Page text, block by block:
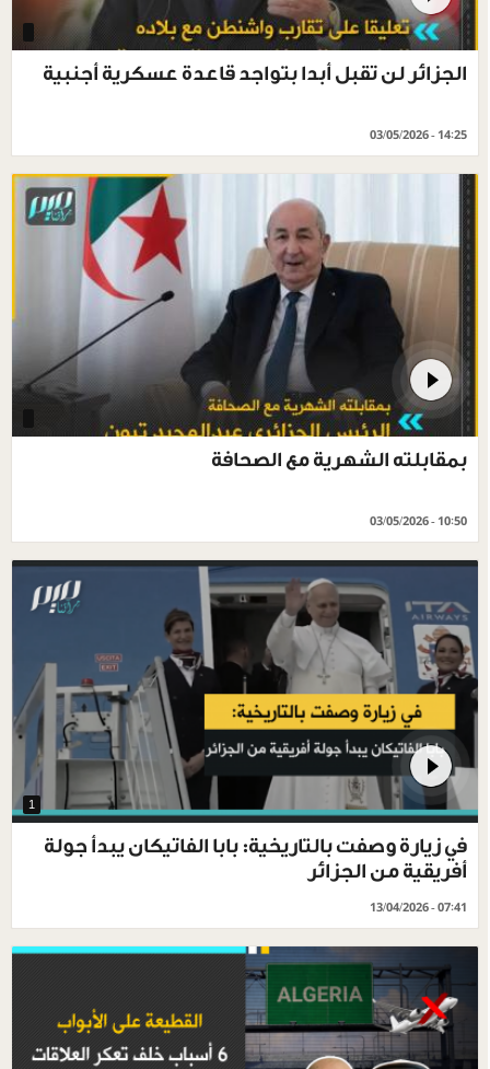
الجزائر لن تقبل أبدا بتواجد قاعدة عسكرية أجنبية
03/05/2026 - 14:25
بمقابلته الشهرية مع الصحافة
03/05/2026 - 10:50
1
في زيارة وصفت بالتاريخية: بابا الفاتيكان يبدأ جولة
أفريقية من الجزائر
13/04/2026 - 07:41